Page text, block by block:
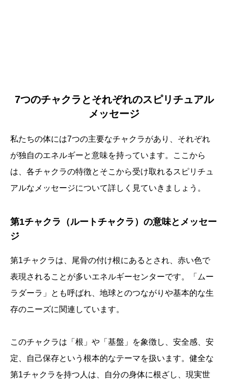
7つのチャクラとそれぞれのスピリチュアル
メッセージ
私たちの体には7つの主要なチャクラがあり、それぞれ
が独自のエネルギーと意味を持っています。ここから
は、各チャクラの特徴とそこから受け取れるスピリチュ
アルなメッセージについて詳しく見ていきましょう。
第1チャクラ（ルートチャクラ）の意味とメッセー
ジ
第1チャクラは、尾骨の付け根にあるとされ、赤い色で
表現されることが多いエネルギーセンターです。「ムー
ラダーラ」とも呼ばれ、地球とのつながりや基本的な生
存のニーズに関連しています。
このチャクラは「根」や「基盤」を象徴し、安全感、安
定、自己保存という根本的なテーマを扱います。健全な
第1チャクラを持つ人は、自分の身体に根ざし、現実世